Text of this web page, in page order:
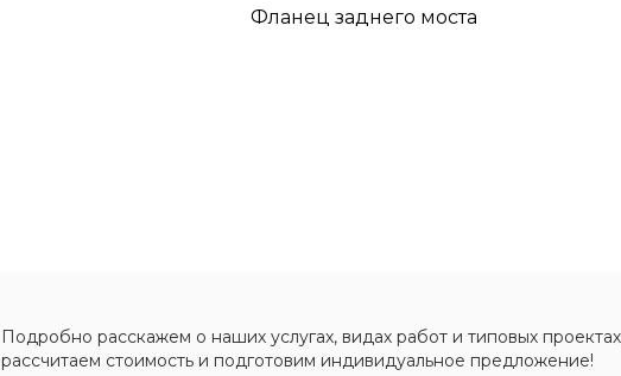
Фланец заднего моста
Подробно расскажем о наших услугах, видах работ и типовых
рассчитаем стоимость и подготовим индивидуальное предложение!